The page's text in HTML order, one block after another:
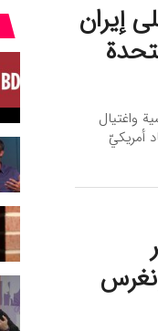
إيران
واغتيال
أمريكيّ